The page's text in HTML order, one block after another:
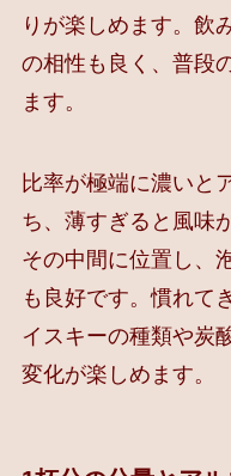
りが楽しめます。飲
の相性も良く、普段
ます。
比率が極端に濃いと
ち、薄すぎると風味
その中間に位置し、
も良好です。慣れて
イスキーの種類や炭
変化が楽しめます。